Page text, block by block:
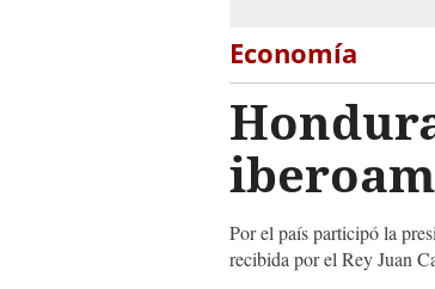
Economía
Por el país participó la
recibida por el Rey Juan